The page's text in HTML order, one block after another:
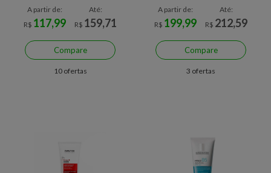
A partir de:
R$ 117,99
Até:
R$ 159,71
Compare
10 ofertas
A partir de:
R$ 199,99
Até:
R$ 212,59
Compare
3 ofertas